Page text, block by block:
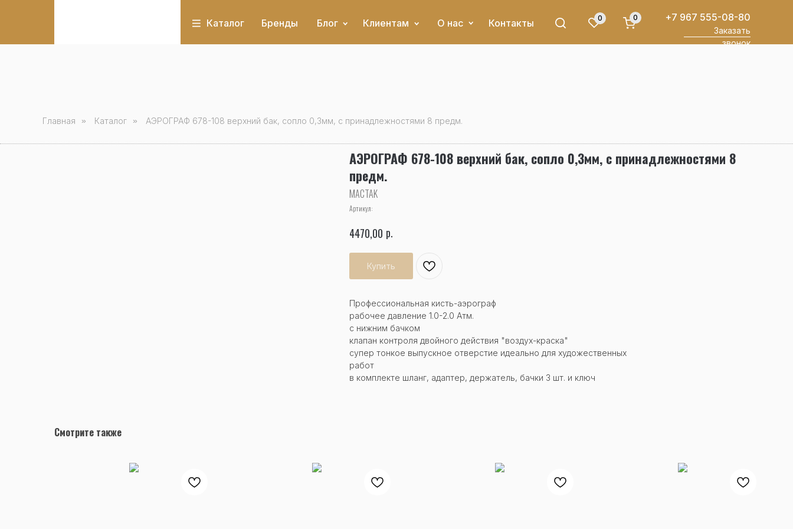
Контакты
Каталог 0 0 +7 967 555-08-80
Заказать
звонок
Клиентам О нас
Бренды Блог
Главная » Каталог » АЭРОГРАФ 678-108 верхний бак, сопло 0,3мм, с принадлежностями 8 предм.
АЭРОГРАФ 678-108 верхний бак, сопло 0,3мм, с принадлежностями 8
предм.
MACTAK
Артикул:
4470,00 р.
Купить
Профессиональная кисть-аэрограф
рабочее давление 1.0-2.0 Атм.
с нижним бачком
клапан контроля двойного действия "воздух-краска"
супер тонкое выпускное отверстие идеально для художественных
работ
в комплекте шланг, адаптер, держатель, бачки 3 шт. и ключ
Смотрите также